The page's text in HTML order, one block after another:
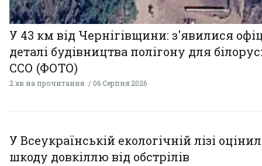
У 43 км від Чернігівщини: з'явилися
деталі будівництва полігону для
ССО (ФОТО)
2 хв на прочитання 06 Серпня 2026
У Всеукраїнській екологічній лізі
шкоду довкіллю від обстрілів